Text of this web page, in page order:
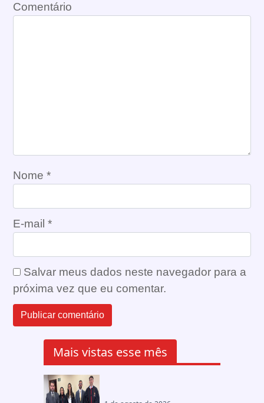
Comentário
Nome *
E-mail *
Salvar meus dados neste navegador para a
próxima vez que eu comentar.
Mais vistas esse mês